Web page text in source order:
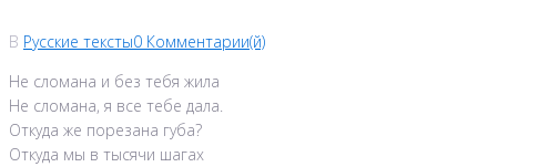
В Русские тексты0 Комментарии(й)
Не сломана и без тебя жила
Не сломана, я все тебе дала.
Откуда же порезана губа?
Откуда мы в тысячи шагах